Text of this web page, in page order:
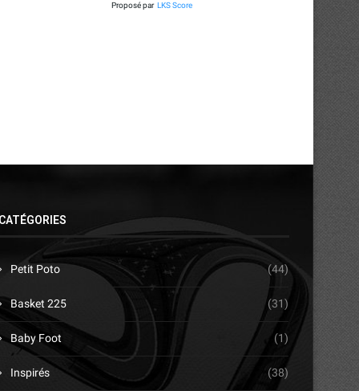
Proposé par LKS Score
Petit Poto (44)
Basket 225 (31)
Baby Foot (1)
Inspirés (38)